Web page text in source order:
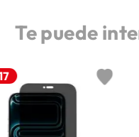
Te puede